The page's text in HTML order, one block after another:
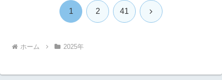
1 2 41 次
ホーム 2025年